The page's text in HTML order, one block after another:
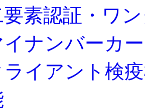
素認証・ワ
イナンバーカ
ライアント検